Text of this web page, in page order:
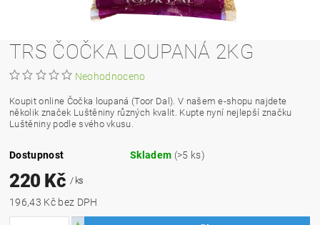
TRS ČOČKA LOUPANÁ 2KG
Neohodnoceno
Koupit online Čočka loupaná (Toor Dal). V našem e-shopu najdete
několik značek Luštěniny různých kvalit. Kupte nyní nejlepší značku
Luštěniny podle svého vkusu.
Dostupnost Skladem (>5 ks)
220 Kč / ks
196,43 Kč bez DPH